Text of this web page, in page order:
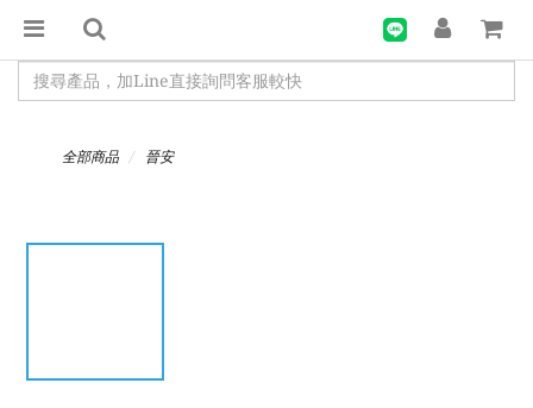
全部商品 晉安